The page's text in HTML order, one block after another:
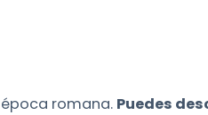
romana. Puedes